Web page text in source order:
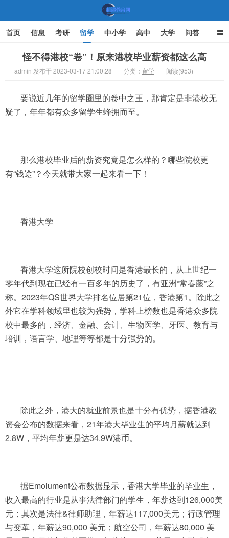
首页 信息 考研 留学 中小学 高中 大学 问答
家庭教育
怪不得港校“卷”！原来港校毕业薪资都这么高
admin 发布于 2023-03-17 21:00:28 分类： 留学 阅读(953)
要说近几年的留学圈里的卷中之王，那肯定是非港校无
疑了，年年都有众多留学生蜂拥而至。
那么港校毕业后的薪资究竟是怎么样的？哪些院校更
有“钱途”？今天就带大家一起来看一下！
香港大学
香港大学这所院校创校时间是香港最长的，从上世纪一
零年代到现在已经有一百多年的历史了，有亚洲“常春藤”之
称。2023年QS世界大学排名位居第21位，香港第1。除此之
外它在学科领域里也较为强势，学科上榜数也是香港众多院
校中最多的，经济、金融、会计、生物医学、牙医、教育与
培训，语言学、地理等等都是十分强势的。
除此之外，港大的就业前景也是十分有优势，据香港教
资会公布的数据来看，21年港大毕业生的平均月薪就达到
2.8W，平均年薪更是达34.9W港币。
据Emolument公布数据显示，香港大学毕业的毕业生，
收入最高的行业是从事法律部门的学生，年薪达到126,000美
元；其次是法律&律师助理，年薪达117,000美元；行政管理
与变革，年薪达90,000 美元；航空公司，年薪达80,000 美